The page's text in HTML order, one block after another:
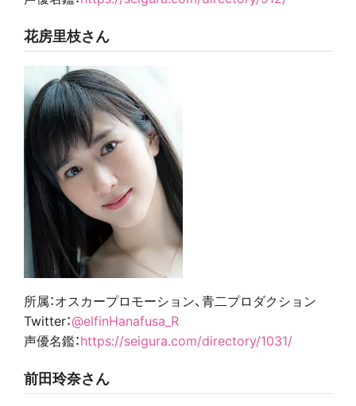
花房里枝さん
所属：オスカープロモーション、青二プロダクション
Twitter：@elfinHanafusa_R
声優名鑑：https://seigura.com/directory/1031/
前田玲奈さん